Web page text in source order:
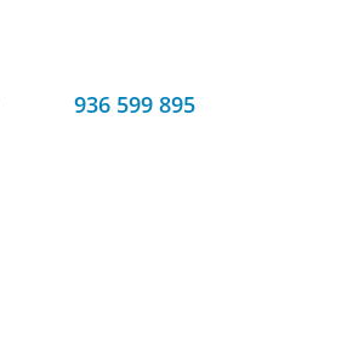
936 599 895